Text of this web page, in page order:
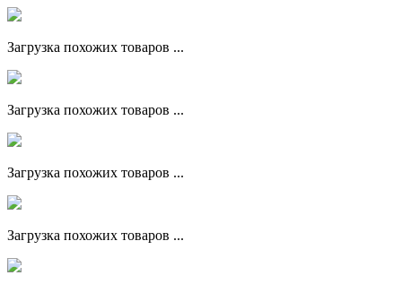
Загрузка похожих товаров ...
Загрузка похожих товаров ...
Загрузка похожих товаров ...
Загрузка похожих товаров ...